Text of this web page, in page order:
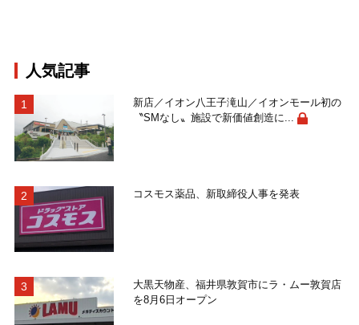
人気記事
新店／イオン八王子滝山／イオンモール初の
〝SMなし〟施設で新価値創造に...
コスモス薬品、新取締役人事を発表
大黒天物産、福井県敦賀市にラ・ムー敦賀店
を8月6日オープン